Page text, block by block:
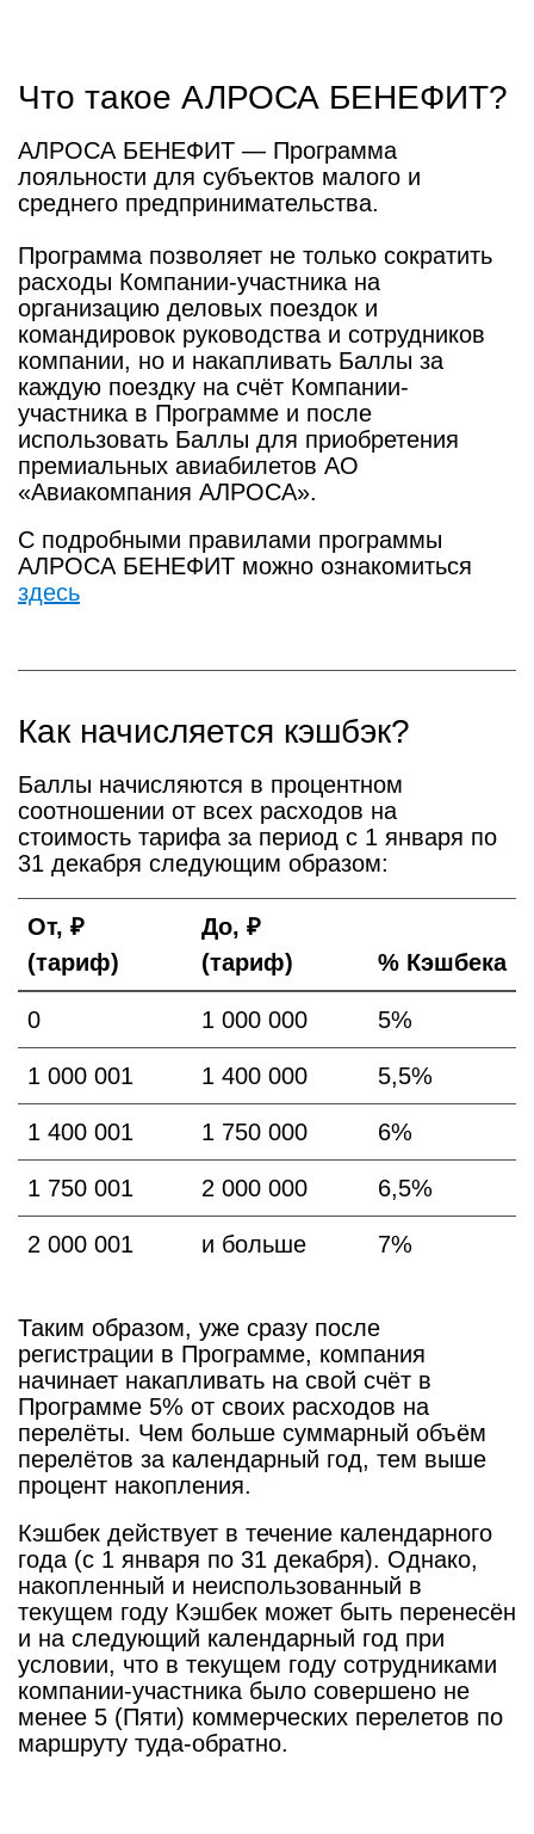
Что такое АЛРОСА БЕНЕФИТ?
АЛРОСА БЕНЕФИТ — Программа
лояльности для субъектов малого и
среднего предпринимательства.
Программа позволяет не только сократить
расходы Компании-участника на
организацию деловых поездок и
командировок руководства и сотрудников
компании, но и накапливать Баллы за
каждую поездку на счёт Компании-
участника в Программе и после
использовать Баллы для приобретения
премиальных авиабилетов АО
«Авиакомпания АЛРОСА».
С подробными правилами программы
АЛРОСА БЕНЕФИТ можно ознакомиться
здесь
Как начисляется кэшбэк?
Баллы начисляются в процентном
соотношении от всех расходов на
стоимость тарифа за период с 1 января по
31 декабря следующим образом:
От, ₽
(тариф)
До, ₽
(тариф)
% Кэшбека
0 1 000 000 5%
1 000 001 1 400 000 5,5%
1 400 001 1 750 000 6%
1 750 001 2 000 000 6,5%
2 000 001 и больше 7%
Таким образом, уже сразу после
регистрации в Программе, компания
начинает накапливать на свой счёт в
Программе 5% от своих расходов на
перелёты. Чем больше суммарный объём
перелётов за календарный год, тем выше
процент накопления.
Кэшбек действует в течение календарного
года (с 1 января по 31 декабря). Однако,
накопленный и неиспользованный в
текущем году Кэшбек может быть перенесён
и на следующий календарный год при
условии, что в текущем году сотрудниками
компании-участника было совершено не
менее 5 (Пяти) коммерческих перелетов по
маршруту туда-обратно.